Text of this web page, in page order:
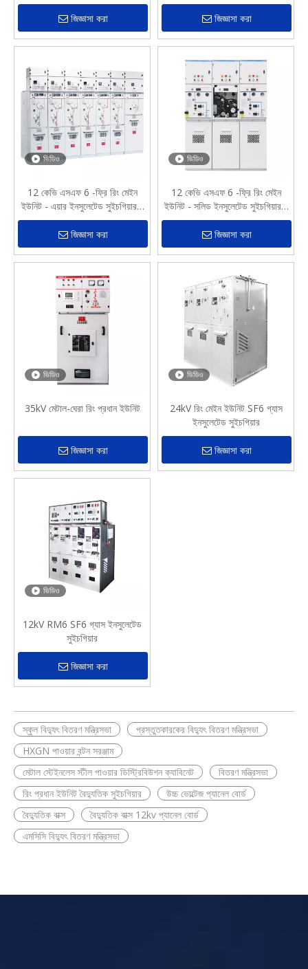
জিজ্ঞাসা করা জিজ্ঞাসা করা
ভিডিও
12 কেভি এসএফ 6 -ফ্রি রিং মেইন
ইউনিট - এয়ার ইনসুলেটেড সুইচগিয়ার -
পরিবেশ বান্ধব পরিবেশ সুরক্ষা
জিজ্ঞাসা করা
ভিডিও
12 কেভি এসএফ 6 -ফ্রি রিং মেইন
ইউনিট - সলিড ইনসুলেটেড সুইচগিয়ার -
পরিবেশ বান্ধব পরিবেশ সুরক্ষা
জিজ্ঞাসা করা
ভিডিও
35kV মেটাল-ঘেরা রিং প্রধান ইউনিট
জিজ্ঞাসা করা
ভিডিও
24kV রিং মেইন ইউনিট SF6 গ্যাস
ইনসুলেটেড সুইচগিয়ার
জিজ্ঞাসা করা
ভিডিও
12kV RM6 SF6 গ্যাস ইনসুলেটেড
সুইচগিয়ার
জিজ্ঞাসা করা
স্কুল বিদ্যুৎ বিতরণ মন্ত্রিসভা
প্রস্তুতকারকের বিদ্যুৎ বিতরণ মন্ত্রিসভা
HXGN পাওয়ার বন্টন সরঞ্জাম
মেটাল স্টেইনলেস স্টীল পাওয়ার ডিস্ট্রিবিউশন ক্যাবিনেট
বিতরণ মন্ত্রিসভা
রিং প্রধান ইউনিট বৈদ্যুতিক সুইচগিয়ার
উচ্চ ভোল্টেজ প্যানেল বোর্ড
বৈদ্যুতিক বাক্স
বৈদ্যুতিক বাক্স 12kv প্যানেল বোর্ড
এমসিসি বিদ্যুৎ বিতরণ মন্ত্রিসভা